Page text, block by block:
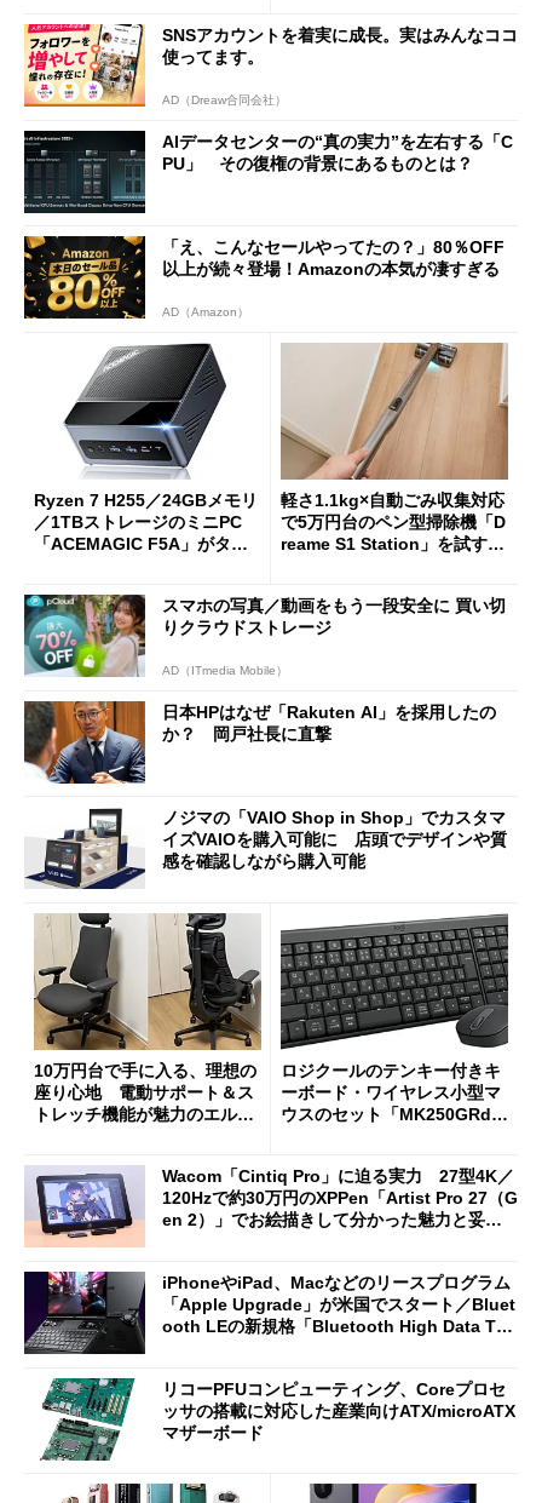
SNSアカウントを着実に成長。実はみんなココ
使ってます。
AD（Dreaw合同会社）
AIデータセンターの“真の実力”を左右する「C
PU」 その復権の背景にあるものとは？
「え、こんなセールやってたの？」80％OFF
以上が続々登場！Amazonの本気が凄すぎる
AD（Amazon）
Ryzen 7 H255／24GBメモリ
／1TBストレージのミニPC
「ACEMAGIC F5A」がタイ
軽さ1.1kg×自動ごみ収集対応
で5万円台のペン型掃除機「D
reame S1 Station」を試す
スマホの写真／動画をもう一段安全に 買い切
りクラウドストレージ
AD（ITmedia Mobile）
日本HPはなぜ「Rakuten AI」を採用したの
か？ 岡戸社長に直撃
ノジマの「VAIO Shop in Shop」でカスタマ
イズVAIOを購入可能に 店頭でデザインや質
感を確認しながら購入可能
10万円台で手に入る、理想の
座り心地 電動サポート＆ス
トレッチ機能が魅力のエルゴ
ロジクールのテンキー付きキ
ーボード・ワイヤレス小型マ
ウスのセット「MK250GRd」
Wacom「Cintiq Pro」に迫る実力 27型4K／
120Hzで約30万円のXPPen「Artist Pro 27（G
en 2）」でお絵描きして分かった魅力と妥協
iPhoneやiPad、Macなどのリースプログラム
「Apple Upgrade」が米国でスタート／Bluet
ooth LEの新規格「Bluetooth High Data Thr
リコーPFUコンピューティング、Coreプロセ
ッサの搭載に対応した産業向けATX/microATX
マザーボード